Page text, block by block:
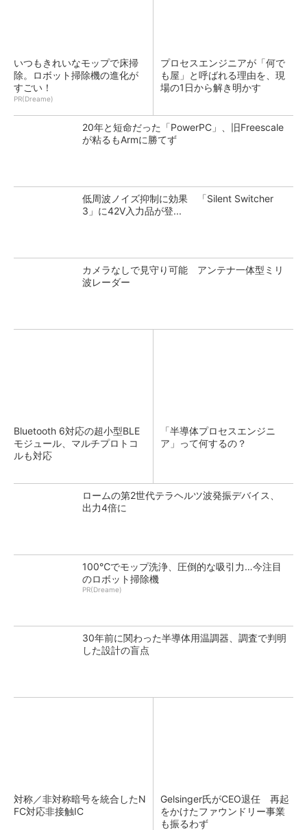
いつもきれいなモップで床掃
除。ロボット掃除機の進化が
すごい！
PR(Dreame)
プロセスエンジニアが「何で
も屋」と呼ばれる理由を、現
場の1日から解き明かす
20年と短命だった「PowerPC」、旧Freescale
が粘るもArmに勝てず
低周波ノイズ抑制に効果 「Silent Switcher
3」に42V入力品が登...
カメラなしで見守り可能 アンテナ一体型ミリ
波レーダー
Bluetooth 6対応の超小型BLE
モジュール、マルチプロトコ
ルも対応
「半導体プロセスエンジニ
ア」って何するの？
ロームの第2世代テラヘルツ波発振デバイス、
出力4倍に
100℃でモップ洗浄、圧倒的な吸引力…今注目
のロボット掃除機
PR(Dreame)
30年前に関わった半導体用温調器、調査で判明
した設計の盲点
対称／非対称暗号を統合したN
FC対応非接触IC
Gelsinger氏がCEO退任 再起
をかけたファウンドリー事業
も振るわず